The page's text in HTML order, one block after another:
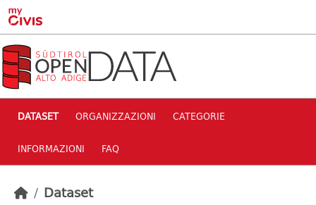
Skip to main content
DATASET ORGANIZZAZIONI CATEGORIE
INFORMAZIONI FAQ
Dataset